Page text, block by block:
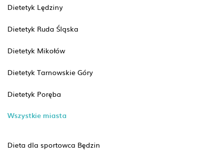
Dietetyk Lędziny
Dietetyk Ruda Śląska
Dietetyk Mikołów
Dietetyk Tarnowskie Góry
Dietetyk Poręba
Wszystkie miasta
Dieta dla sportowca Będzin